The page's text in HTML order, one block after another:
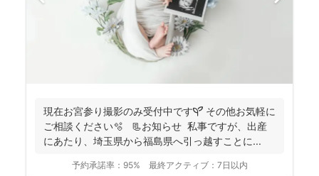
現在お宮参り撮影のみ受付中です🌱 その他お気軽に
ご相談ください🫧 📃お知らせ 私事ですが、出産
にあたり、埼玉県から福島県へ引っ越すことに...
予約承諾率： 95% 最終アクティブ： 7日以内